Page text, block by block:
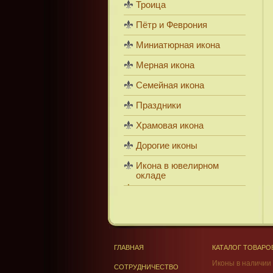
Троица
Пётр и Феврония
Миниатюрная икона
Мерная икона
Семейная икона
Праздники
Храмовая икона
Дорогие иконы
Икона в ювелирном
окладе
ГЛАВНАЯ
СОТРУДНИЧЕСТВО
КАТАЛОГ
Иконы в наличии